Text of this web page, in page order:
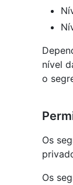
nível
o
Os
Os